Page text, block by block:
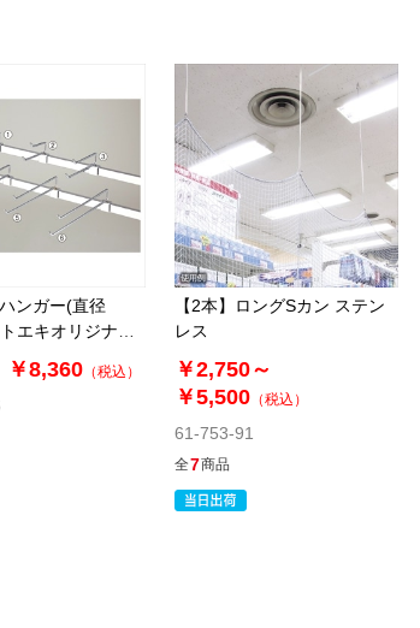
ンガー(直径
エキオリジナ
￥8,360 （税込）
【2本】ロングSカン ステン
レス
￥2,750～
￥5,500 （税込）
61-753-91
全7商品